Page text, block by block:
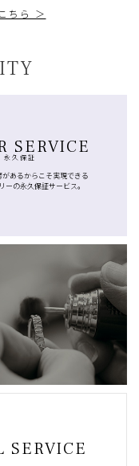
こちら ＞
SERVICE
永久保証
があるからこそ実現できる
ーの永久保証サービス。
SERVICE